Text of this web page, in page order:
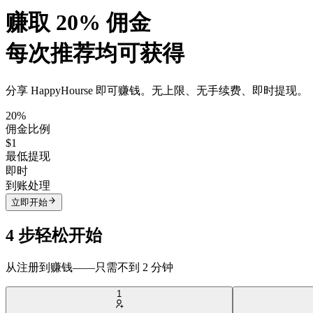
赚取 20% 佣金
每次推荐均可获得
分享 HappyHourse 即可赚钱。无上限、无手续费、即时提现。
20%
佣金比例
$1
最低提现
即时
到账处理
立即开始
4 步轻松开始
从注册到赚钱——只需不到 2 分钟
1